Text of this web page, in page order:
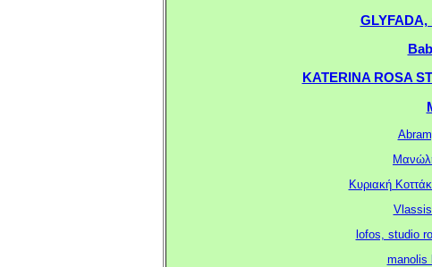
KATERINA ROSA
Κυριακή
lofos, studio
manolis